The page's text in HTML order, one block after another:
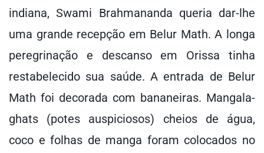
indiana, Swami Brahmananda queria dar-lhe
uma grande recepção em Belur Math. A longa
peregrinação e descanso em Orissa tinha
restabelecido sua saúde. A entrada de Belur
Math foi decorada com bananeiras. Mangala-
ghats (potes auspiciosos) cheios de água,
coco e folhas de manga foram colocados no